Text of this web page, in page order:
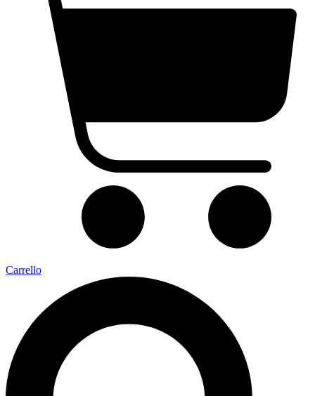
Carrello